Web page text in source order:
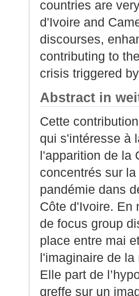
countries are
d'Ivoire and
discourses,
contributing to
crisis triggered
Abstract in
Cette
qui s'intéresse à
l'apparition de la
concentrés sur
pandémie dans
Côte d'Ivoire. En
de focus group
place entre mai
l'imaginaire de
Elle part de
greffe sur un